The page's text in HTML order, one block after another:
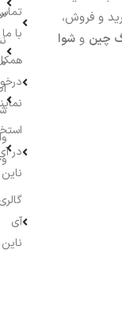
و فروش،
چین و شوا
با ما
در
ناین
آی
ناین